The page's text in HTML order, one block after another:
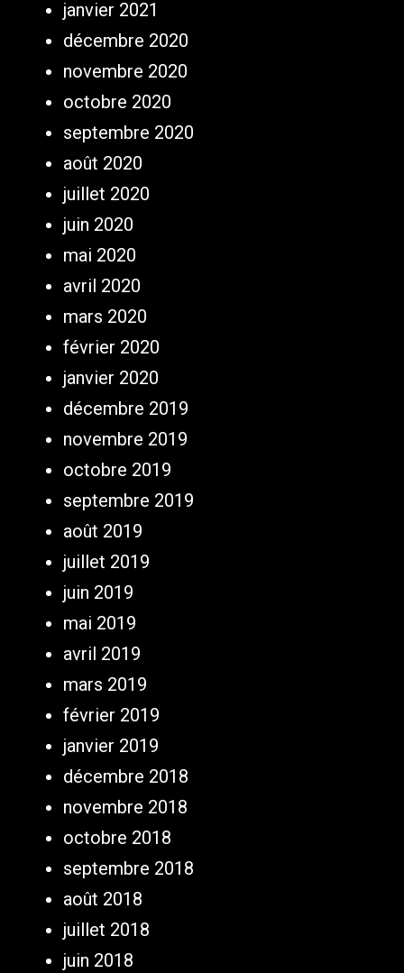
janvier 2021
décembre 2020
novembre 2020
octobre 2020
septembre 2020
août 2020
juillet 2020
juin 2020
mai 2020
avril 2020
mars 2020
février 2020
janvier 2020
décembre 2019
novembre 2019
octobre 2019
septembre 2019
août 2019
juillet 2019
juin 2019
mai 2019
avril 2019
mars 2019
février 2019
janvier 2019
décembre 2018
novembre 2018
octobre 2018
septembre 2018
août 2018
juillet 2018
juin 2018